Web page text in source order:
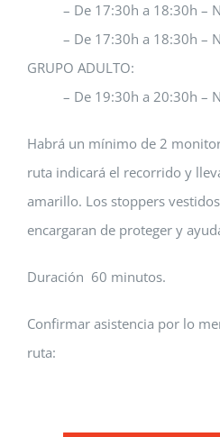
– De 17:30h a 18:30h –
– De 17:30h a 18:30h –
GRUPO ADULTO:
– De 19:30h a 20:30h –
Habrá un mínimo de 2
ruta indicará el recorrido y
amarillo. Los stoppers
encargaran de proteger y
Duración 60 minutos.
Confirmar asistencia por lo
ruta: